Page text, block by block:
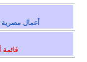
أعمال مصرية